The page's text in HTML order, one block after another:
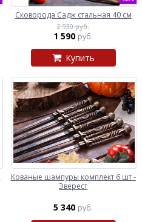
Сковорода Садж стальная 40 см
2 930 руб.
1 590 руб.
Купить
Кованые шампуры комплект 6 шт -
Эверест
5 340 руб.